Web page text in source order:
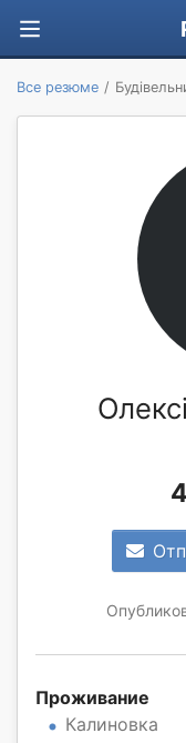
Все резюме
Проживание
Калиновка